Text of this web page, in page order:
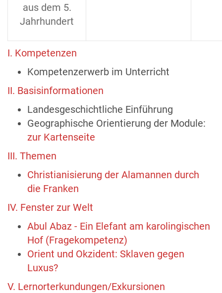
aus dem 5.
Jahrhundert
I. Kompetenzen
Kompetenzerwerb im Unterricht
II. Basisinformationen
Landesgeschichtliche Einführung
Geographische Orientierung der Module:
zur Kartenseite
III. Themen
Christianisierung der Alamannen durch
die Franken
IV. Fenster zur Welt
Abul Abaz - Ein Elefant am karolingischen
Hof (Fragekompetenz)
Orient und Okzident: Sklaven gegen
Luxus?
V. Lernorterkundungen/Exkursionen